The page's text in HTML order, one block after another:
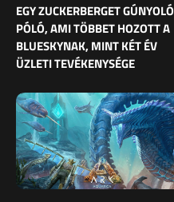
EGY ZUCKERBERGET GÚNYOLÓ
PÓLÓ, AMI TÖBBET HOZOTT A
BLUESKYNAK, MINT KÉT ÉV
ÜZLETI TEVÉKENYSÉGE